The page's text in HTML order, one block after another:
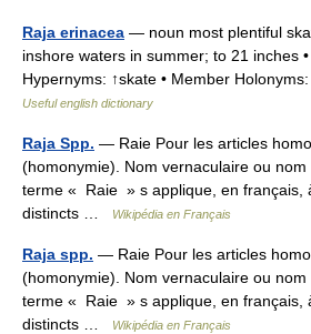
Raja erinacea — noun most plentiful
inshore waters in summer; to 21 inches
Hypernyms: ↑skate • Member
Useful english dictionary
Raja Spp. — Raie Pour les articles
(homonymie). Nom vernaculaire ou
terme « Raie » s applique, en français,
distincts …
Wikipédia en Français
Raja spp. — Raie Pour les articles
(homonymie). Nom vernaculaire ou
terme « Raie » s applique, en français,
distincts …
Wikipédia en Français